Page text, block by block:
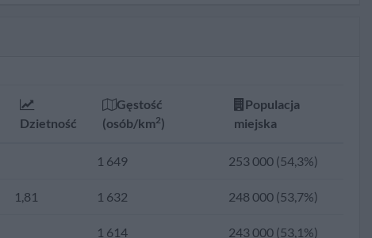
Dzietność
Gęstość
(osób/km2)
Populacja
miejska
1 649 253 000 (54,3%)
1,81 1 632 248 000 (53,7%)
1 614 243 000 (53,1%)